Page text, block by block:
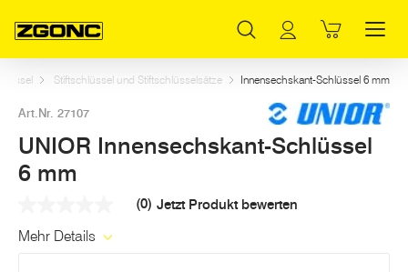
Stiftschlüssel und Stiftschlüsselsätze Innensechskant-Schlüssel 6 mm
Art.Nr. 27107
UNIOR Innensechskant-Schlüssel
6 mm
Link
(0) Jetzt Produkt bewerten
Mehr Details